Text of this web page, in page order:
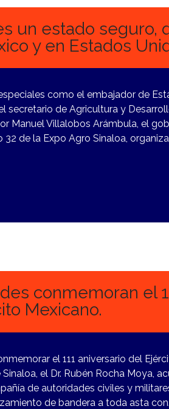
un estado seguro,
y en Estados
como el embajador de
secretario de Agricultura y
Manuel Villalobos Arámbula, el
32 de la Expo Agro Sinaloa,
conmemoran el
Mexicano.
el 111 aniversario del
el Dr. Rubén Rocha Moya,
de autoridades civiles y
de bandera a toda asta